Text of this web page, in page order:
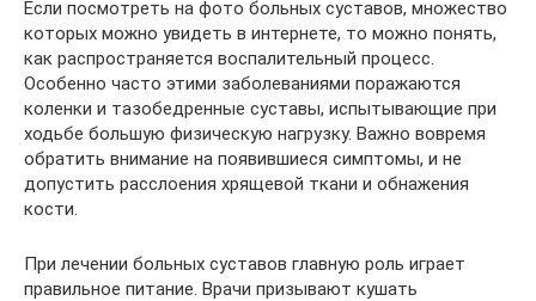
Если посмотреть на фото больных суставов, множество
которых можно увидеть в интернете, то можно понять,
как распространяется воспалительный процесс.
Особенно часто этими заболеваниями поражаются
коленки и тазобедренные суставы, испытывающие при
ходьбе большую физическую нагрузку. Важно вовремя
обратить внимание на появившиеся симптомы, и не
допустить расслоения хрящевой ткани и обнажения
кости.
При лечении больных суставов главную роль играет
правильное питание. Врачи призывают кушать